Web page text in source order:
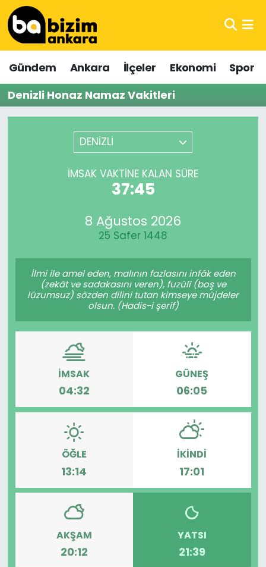
Gündem Ankara İlçeler Ekonomi
Spor
Denizli Honaz Namaz Vakitleri
DENİZLİ
İMSAK VAKTINE KALAN SÜRE
37:45
8 Ağustos 2026
25 Safer 1448
İlmi ile amel eden, malının fazlasını infâk eden
(zekât ve sadakasını veren), fuzûlî (boş ve
lüzumsuz) sözden dilini tutan kimseye müjdeler
olsun. (Hadis-i şerif)
İMSAK
04:32
GÜNEŞ
06:05
ÖĞLE
13:14
İKINDI
17:01
AKŞAM
20:12
YATSI
21:39
Hava Durumu
Trafik Durumu
Süper Lig Puan Durumu ve Fikstür
Tüm Manşetler
Son Dakika Haberleri